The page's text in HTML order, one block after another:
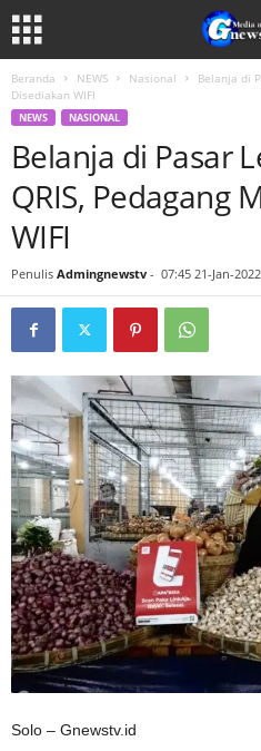
Beranda NEWS Nasional
Belanja di
Disediakan WIFI
NEWS NASIONAL
Belanja di Pasar
QRIS, Pedagang
WIFI
Penulis Admingnewstv - 07:45 21-Jan-2022
Solo – Gnewstv.id